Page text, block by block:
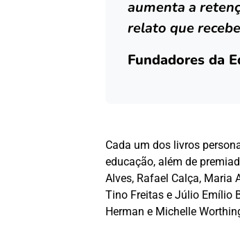
aumenta a
relato que
Fundadores da
Cada um dos livros
educação, além de
Alves, Rafael Calça, Maria
Tino Freitas e Júlio Emílio
Herman e Michelle